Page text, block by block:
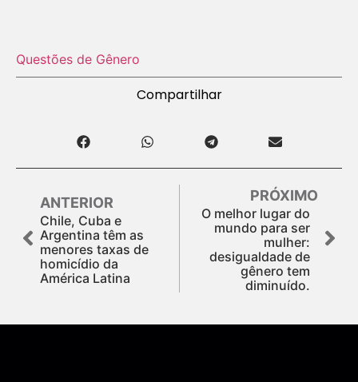
Questões de Gênero
Compartilhar
ANTERIOR
Chile, Cuba e
Argentina têm as
menores taxas de
homicídio da
América Latina
PRÓXIMO
O melhor lugar do
mundo para ser
mulher:
desigualdade de
gênero tem
diminuído.